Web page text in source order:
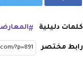
كلمات دليلية
رابط مختصر